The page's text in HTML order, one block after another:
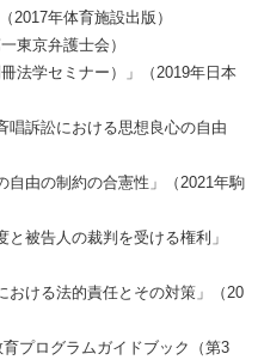
2017年体育施設出版）
東京弁護士会）
法学セミナー）」（2019年日本
唱訴訟における思想良心の自由
自由の制約の合憲性」（2021年駒
被告人の裁判を受ける権利」
おける法的責任とその対策」（20
プログラムガイドブック（第3